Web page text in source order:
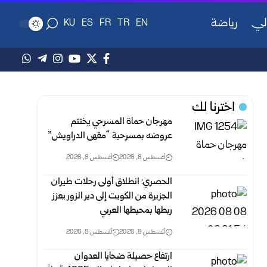
رياضة EN
TR
FR
ES
KU
اخترنا لك
مهرجان حماة المسرحي يختتم
عروضه بمسرحية “مقهى الدراويش”
أغسطس 8, 2026 أغسطس 8, 2026
الحصري: انطلاق أولى رحلات طيران
الجزيرة من الكويت إلى دير الزور يعزز
ربطها بمحيطها العربي
أغسطس 8, 2026 أغسطس 8, 2026
ارتفاع حصيلة ضحايا العدوان